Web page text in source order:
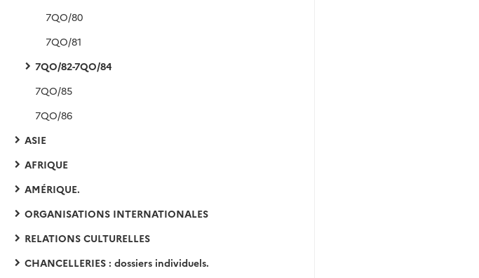
7QO/80
7QO/81
7QO/82-7QO/84
7QO/85
7QO/86
ASIE
AFRIQUE
AMÉRIQUE.
ORGANISATIONS INTERNATIONALES
RELATIONS CULTURELLES
CHANCELLERIES : dossiers individuels.